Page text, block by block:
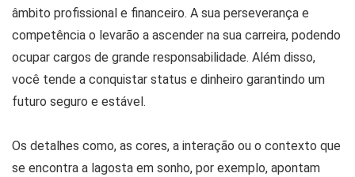
âmbito profissional e financeiro. A sua perseverança e
competência o levarão a ascender na sua carreira, podendo
ocupar cargos de grande responsabilidade. Além disso,
você tende a conquistar status e dinheiro garantindo um
futuro seguro e estável.
Os detalhes como, as cores, a interação ou o contexto que
se encontra a lagosta em sonho, por exemplo, apontam